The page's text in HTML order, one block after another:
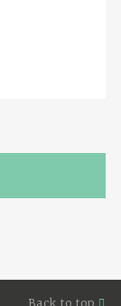
Back to top